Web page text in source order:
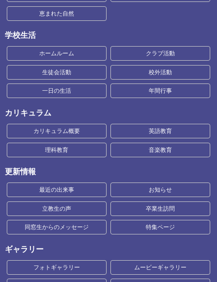
恵まれた自然
学校生活
ホームルーム クラブ活動
生徒会活動 校外活動
一日の生活 年間行事
カリキュラム
カリキュラム概要 英語教育
理科教育 音楽教育
更新情報
最近の出来事 お知らせ
立教生の声 卒業生訪問
同窓生からのメッセージ 特集ページ
ギャラリー
フォトギャラリー ムービーギャラリー